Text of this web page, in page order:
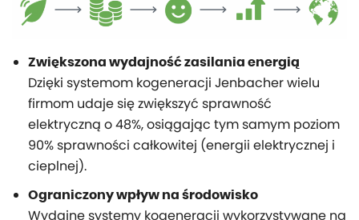
Zwiększona wydajność zasilania energią
Dzięki systemom kogeneracji Jenbacher wielu
firmom udaje się zwiększyć sprawność
elektryczną o 48%, osiągając tym samym poziom
90% sprawności całkowitej (energii elektrycznej i
cieplnej).
Ograniczony wpływ na środowisko
Wydajne systemy kogeneracji wykorzystywane na